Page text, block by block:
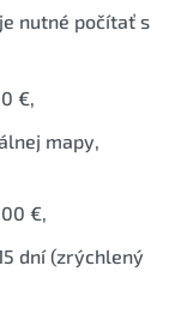
nutné počítať s
€,
mapy,
€,
dní (zrýchlený